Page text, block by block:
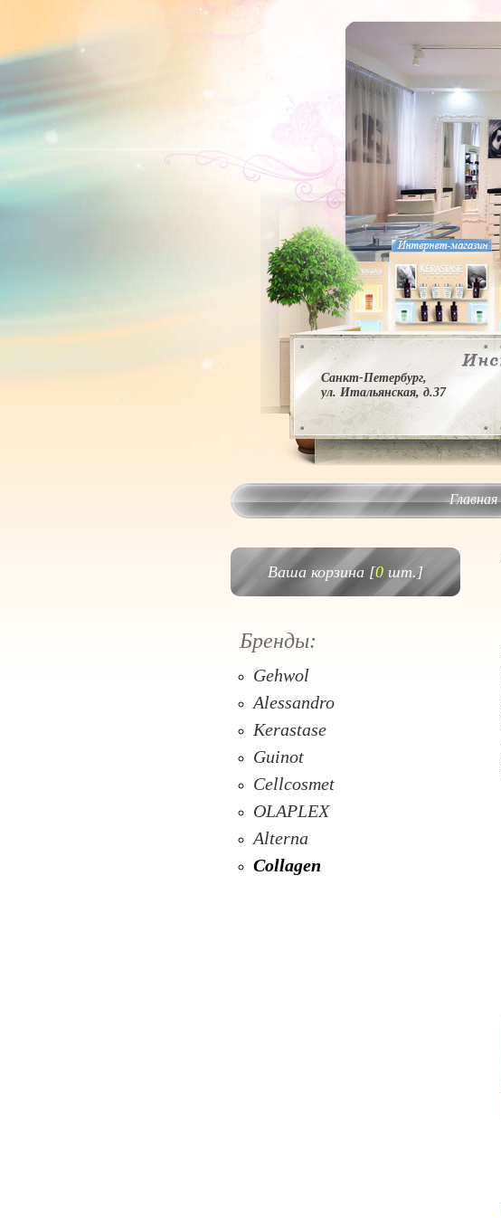
Санкт-Петербург,
ул. Итальянская, д.37
Главная
Ваша корзина [0шт.]
Бренды:
Gehwol
Alessandro
Kerastase
Guinot
Cellcosmet
OLAPLEX
Alterna
Collagen